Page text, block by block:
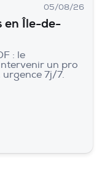
05/08/26
en Île-de-
: le
un pro
7j/7.